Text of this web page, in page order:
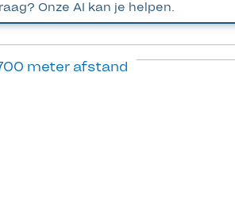
meter afstand